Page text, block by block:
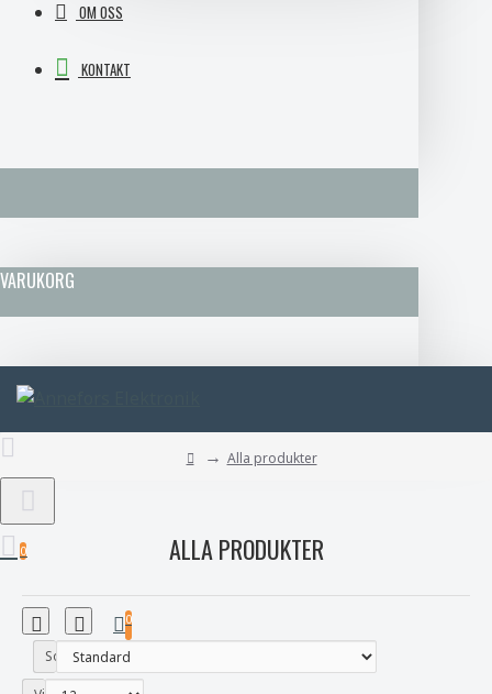
OM OSS
KONTAKT
VARUKORG
0
Alla produkter
ALLA PRODUKTER
0
Sortera efter: